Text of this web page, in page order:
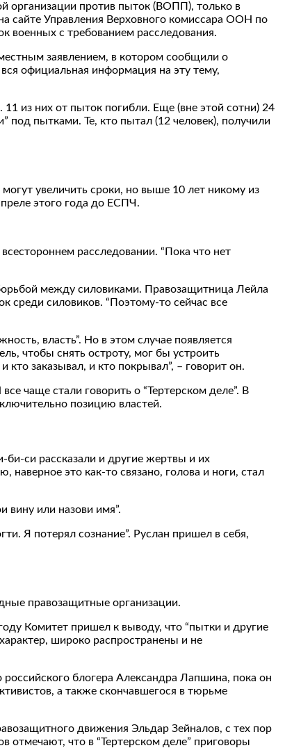
организации против пыток (ВОПП), только в
сайте Управления Верховного комиссара ООН по
военных с требованием расследования.
заявлением, в котором сообщили о
официальная информация на эту тему,
из них от пыток погибли. Еще (вне этой сотни) 24
под пытками. Те, кто пытал (12 человек), получили
увеличить сроки, но выше 10 лет никому из
этого года до ЕСПЧ.
расследовании. “Пока что нет
между силовиками. Правозащитница Лейла
среди силовиков. “Поэтому-то сейчас все
власть”. Но в этом случае появляется
чтобы снять остроту, мог бы устроить
кто заказывал, и кто покрывал”, – говорит он.
чаще стали говорить о “Тертерском деле”. В
позицию властей.
би-си рассказали и другие жертвы и их
наверное это как-то связано, голова и ноги, стал
вину или назови имя”.
Я потерял сознание”. Руслан пришел в себя,
правозащитные организации.
Комитет пришел к выводу, что “пытки и другие
широко распространены и не
блогера Александра Лапшина, пока он
а также скончавшегося в тюрьме
движения Эльдар Зейналов, с тех пор
что в “Тертерском деле” приговоры